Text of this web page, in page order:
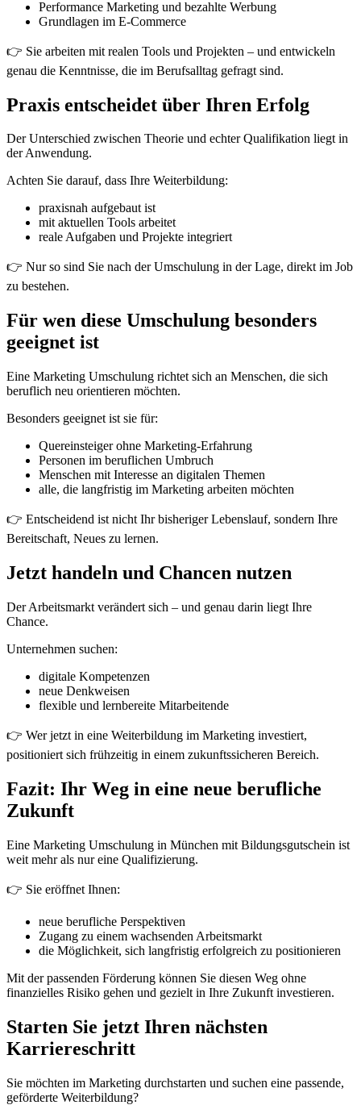
Performance Marketing und bezahlte Werbung
Grundlagen im E-Commerce
👉 Sie arbeiten mit realen Tools und Projekten – und entwickeln
genau die Kenntnisse, die im Berufsalltag gefragt sind.
Praxis entscheidet über Ihren Erfolg
Der Unterschied zwischen Theorie und echter Qualifikation liegt in
der Anwendung.
Achten Sie darauf, dass Ihre Weiterbildung:
praxisnah aufgebaut ist
mit aktuellen Tools arbeitet
reale Aufgaben und Projekte integriert
👉 Nur so sind Sie nach der Umschulung in der Lage, direkt im Job
zu bestehen.
Für wen diese Umschulung besonders
geeignet ist
Eine Marketing Umschulung richtet sich an Menschen, die sich
beruflich neu orientieren möchten.
Besonders geeignet ist sie für:
Quereinsteiger ohne Marketing-Erfahrung
Personen im beruflichen Umbruch
Menschen mit Interesse an digitalen Themen
alle, die langfristig im Marketing arbeiten möchten
👉 Entscheidend ist nicht Ihr bisheriger Lebenslauf, sondern Ihre
Bereitschaft, Neues zu lernen.
Jetzt handeln und Chancen nutzen
Der Arbeitsmarkt verändert sich – und genau darin liegt Ihre
Chance.
Unternehmen suchen:
digitale Kompetenzen
neue Denkweisen
flexible und lernbereite Mitarbeitende
👉 Wer jetzt in eine Weiterbildung im Marketing investiert,
positioniert sich frühzeitig in einem zukunftssicheren Bereich.
Fazit: Ihr Weg in eine neue berufliche
Zukunft
Eine Marketing Umschulung in München mit Bildungsgutschein ist
weit mehr als nur eine Qualifizierung.
👉 Sie eröffnet Ihnen:
neue berufliche Perspektiven
Zugang zu einem wachsenden Arbeitsmarkt
die Möglichkeit, sich langfristig erfolgreich zu positionieren
Mit der passenden Förderung können Sie diesen Weg ohne
finanzielles Risiko gehen und gezielt in Ihre Zukunft investieren.
Starten Sie jetzt Ihren nächsten
Karriereschritt
Sie möchten im Marketing durchstarten und suchen eine passende,
geförderte Weiterbildung?